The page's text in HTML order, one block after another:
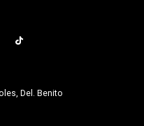
Del. Benito